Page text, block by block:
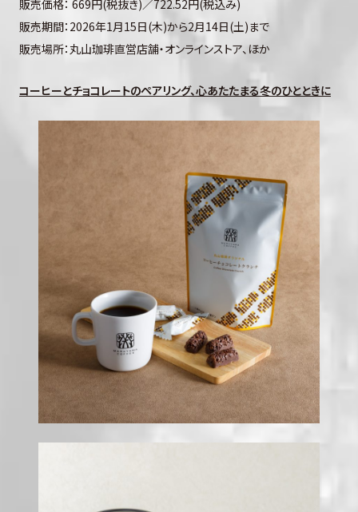
販売価格： 669円(税抜き)／722.52円(税込み)
販売期間：2026年1月15日(木)から2月14日(土)まで
販売場所：丸山珈琲直営店舗・オンラインストア、ほか
コーヒーとチョコレートのペアリング、心あたたまる冬のひとときに